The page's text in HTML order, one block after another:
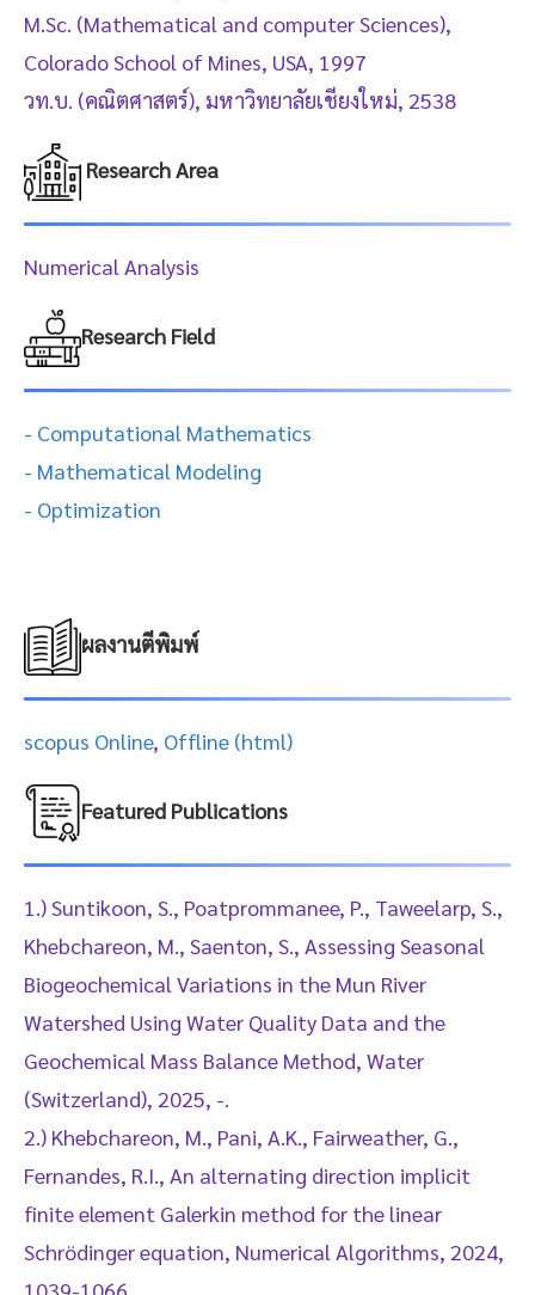
M.Sc. (Mathematical and computer Sciences),
Colorado School of Mines, USA, 1997
วท.บ. (คณิตศาสตร์), มหาวิทยาลัยเชียงใหม่, 2538
Research Area
Numerical Analysis
Research Field
- Computational Mathematics
- Mathematical Modeling
- Optimization
ผลงานตีพิมพ์
scopus Online, Offline (html)
Featured Publications
1.) Suntikoon, S., Poatprommanee, P., Taweelarp, S.,
Khebchareon, M., Saenton, S., Assessing Seasonal
Biogeochemical Variations in the Mun River
Watershed Using Water Quality Data and the
Geochemical Mass Balance Method, Water
(Switzerland), 2025, -.
2.) Khebchareon, M., Pani, A.K., Fairweather, G.,
Fernandes, R.I., An alternating direction implicit
finite element Galerkin method for the linear
Schrödinger equation, Numerical Algorithms, 2024,
1039-1066.